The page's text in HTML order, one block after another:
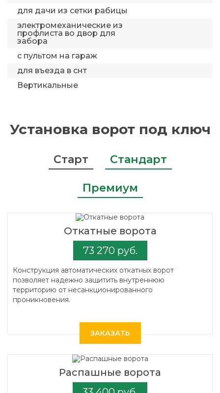
для дачи из сетки рабицы
электромеханические из
профлиста во двор для
забора
с пультом на гараж
для въезда в снт
Вертикальные
Установка ворот под ключ
Старт Стандарт
Премиум
Откатные ворота
73 270 руб.
Конструкция автоматических откатных ворот
позволяет надежно защитить внутреннюю
территорию от несанкционированного
проникновения.
ЗАКАЗАТЬ
Распашные ворота